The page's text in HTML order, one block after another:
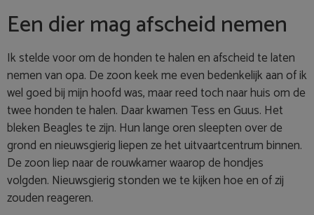
Een dier mag afscheid nemen
Ik stelde voor om de honden te halen en afscheid te laten
nemen van opa. De zoon keek me even bedenkelijk aan of ik
wel goed bij mijn hoofd was, maar reed toch naar huis om de
twee honden te halen. Daar kwamen Tess en Guus. Het
bleken Beagles te zijn. Hun lange oren sleepten over de
grond en nieuwsgierig liepen ze het uitvaartcentrum binnen.
De zoon liep naar de rouwkamer waarop de hondjes
volgden. Nieuwsgierig stonden we te kijken hoe en of zij
zouden reageren.